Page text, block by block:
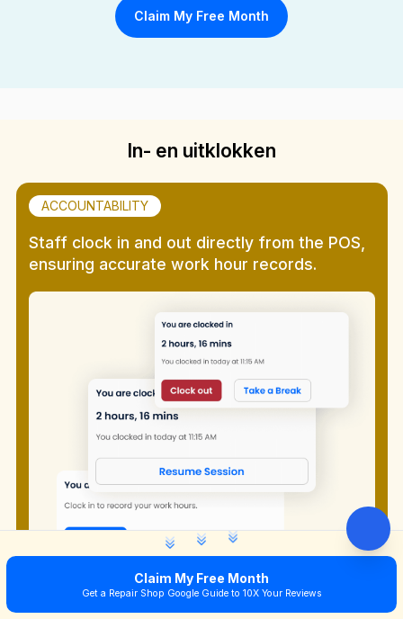
Claim My Free Month
In- en uitklokken
ACCOUNTABILITY
Staff clock in and out directly from the POS,
ensuring accurate work hour records.
Claim My Free Month
Get a Repair Shop Google Guide to 10X Your Reviews